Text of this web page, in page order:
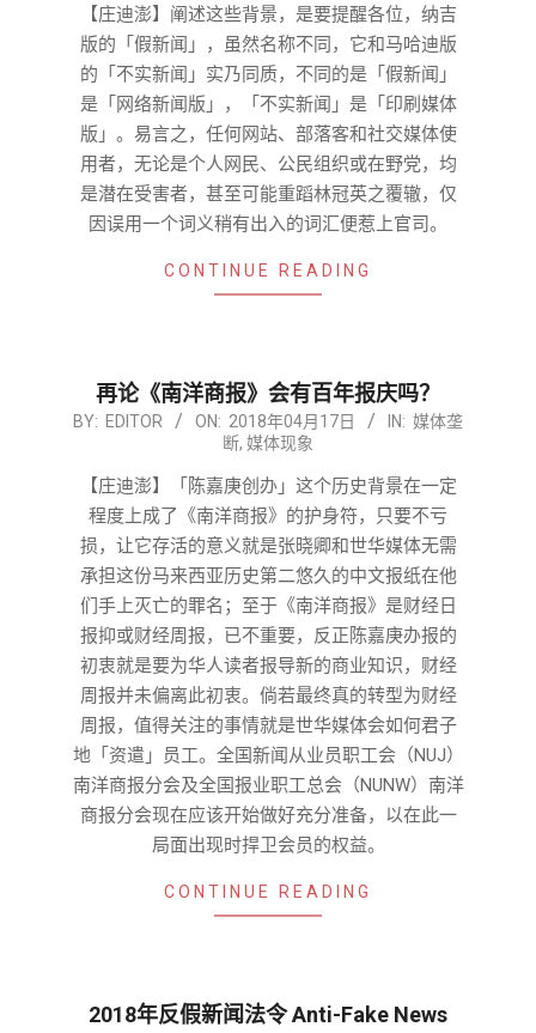
【庄迪澎】阐述这些背景，是要提醒各位，纳吉
版的「假新闻」，虽然名称不同，它和马哈迪版
的「不实新闻」实乃同质，不同的是「假新闻」
是「网络新闻版」，「不实新闻」是「印刷媒体
版」。易言之，任何网站、部落客和社交媒体使
用者，无论是个人网民、公民组织或在野党，均
是潜在受害者，甚至可能重蹈林冠英之覆辙，仅
因误用一个词义稍有出入的词汇便惹上官司。
CONTINUE READING
再论《南洋商报》会有百年报庆吗？
2018-
BY: EDITOR ON: 2018年04月17日 IN: 媒体垄
断, 媒体现象
【庄迪澎】「陈嘉庚创办」这个历史背景在一定
程度上成了《南洋商报》的护身符，只要不亏
损，让它存活的意义就是张晓卿和世华媒体无需
承担这份马来西亚历史第二悠久的中文报纸在他
们手上灭亡的罪名；至于《南洋商报》是财经日
报抑或财经周报，已不重要，反正陈嘉庚办报的
初衷就是要为华人读者报导新的商业知识，财经
周报并未偏离此初衷。倘若最终真的转型为财经
周报，值得关注的事情就是世华媒体会如何君子
地「资遣」员工。全国新闻从业员职工会（NUJ）
南洋商报分会及全国报业职工总会（NUNW）南洋
商报分会现在应该开始做好充分准备，以在此一
局面出现时捍卫会员的权益。
CONTINUE READING
2018年反假新闻法令 Anti-Fake News